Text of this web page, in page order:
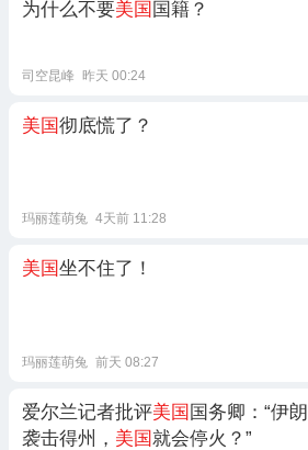
为什么不要美国 国籍？
司空昆峰 昨天 00:24
美国彻底慌了？
玛丽莲萌兔 4天前 11:28
美国坐不住了！
玛丽莲萌兔 前天 08:27
爱尔兰记者批评美国 国务卿：“伊朗
袭击得州， 美国就会停火？”